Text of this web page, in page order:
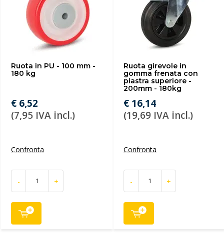
Ruota in PU - 100 mm -
180 kg
€ 6,52
(7,95 IVA incl.)
Confronta
- +
Ruota girevole in
gomma frenata con
piastra superiore -
200mm - 180kg
€ 16,14
(19,69 IVA incl.)
Confronta
- +